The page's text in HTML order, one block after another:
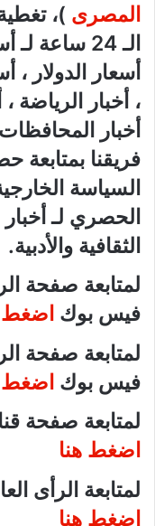
المصرى )،
الـ 24
أسعار الدولار ،
، أخبار الرياضة
أخبار
فريقنا بمتابعة
السياسة
الحصري لـ
الثقافية والأدبية.
لمتابعة صفحة
فيس بوك اضغط
لمتابعة صفحة
فيس بوك اضغط
لمتابعة صفحة
اضغط هنا
لمتابعة الرأى
اضغط هنا